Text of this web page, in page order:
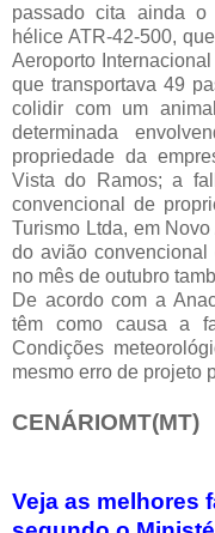
passado cita ainda o
hélice ATR-42-500,
Aeroporto
que transportava 49
colidir com um
determinada
propriedade da
Vista do Ramos; a
convencional de
Turismo Ltda, em
do avião convencional
no mês de outubro
De acordo com a
têm como causa a
Condições
mesmo erro de projeto
CENÁRIOMT(MT)
Veja as melhores